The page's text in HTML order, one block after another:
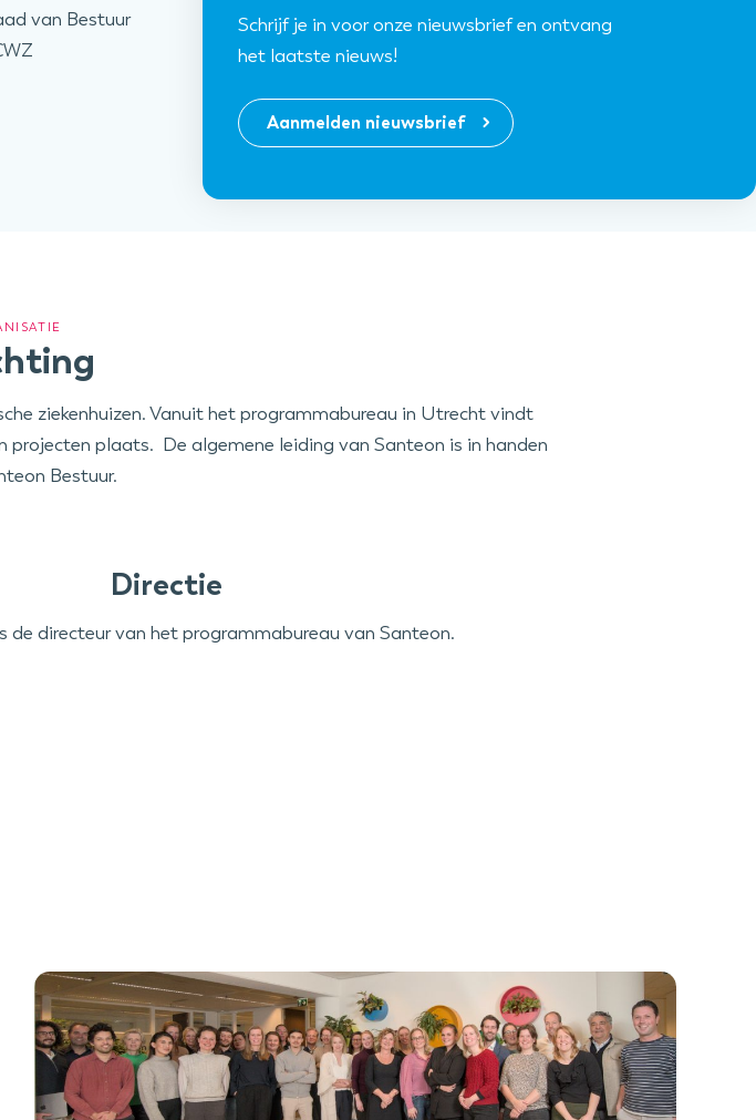
Schrijf je in voor onze nieuwsbrief en ontvang
het laatste nieuws!
Aanmelden nieuwsbrief
van Bestuur
Voorzitter Raad van Bestuur
MST
ziekenhuizen. Vanuit het programmabureau in Utrecht vindt
projecten plaats. De algemene leiding van Santeon is in handen
Bestuur.
Directie
de directeur van het programmabureau van Santeon.